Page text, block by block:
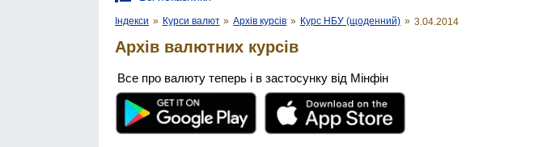
Індекси » Курси валют » Архів курсів » Курс НБУ (щоденний) » 3.04.2014
Архів валютних курсів
Все про валюту теперь і в застосунку від Мінфін